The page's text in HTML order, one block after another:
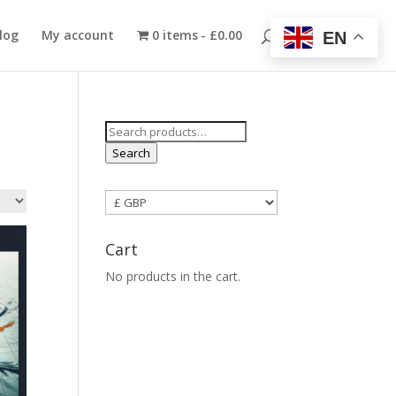
My account 0 items £0.00
Search
for:
Search
Cart
No products in the cart.
EN